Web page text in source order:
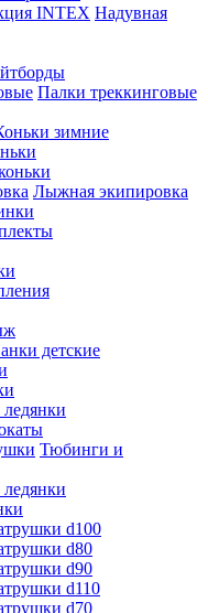
Надувная
Палки треккинговые
зимние
Лыжная экипировка
детские
Тюбинги и
d100
d80
d90
d110
d70